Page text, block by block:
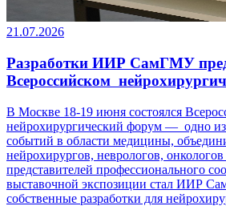
21.07.2026
Разработки ИИР СамГМУ
Всероссийском
В Москве 18-19 июня состоялся
нейрохирургический форум — одно
событий в области медицины,
нейрохирургов, неврологов,
представителей профессионального
выставочной экспозиции стал ИИР
собственные разработки ­­­для